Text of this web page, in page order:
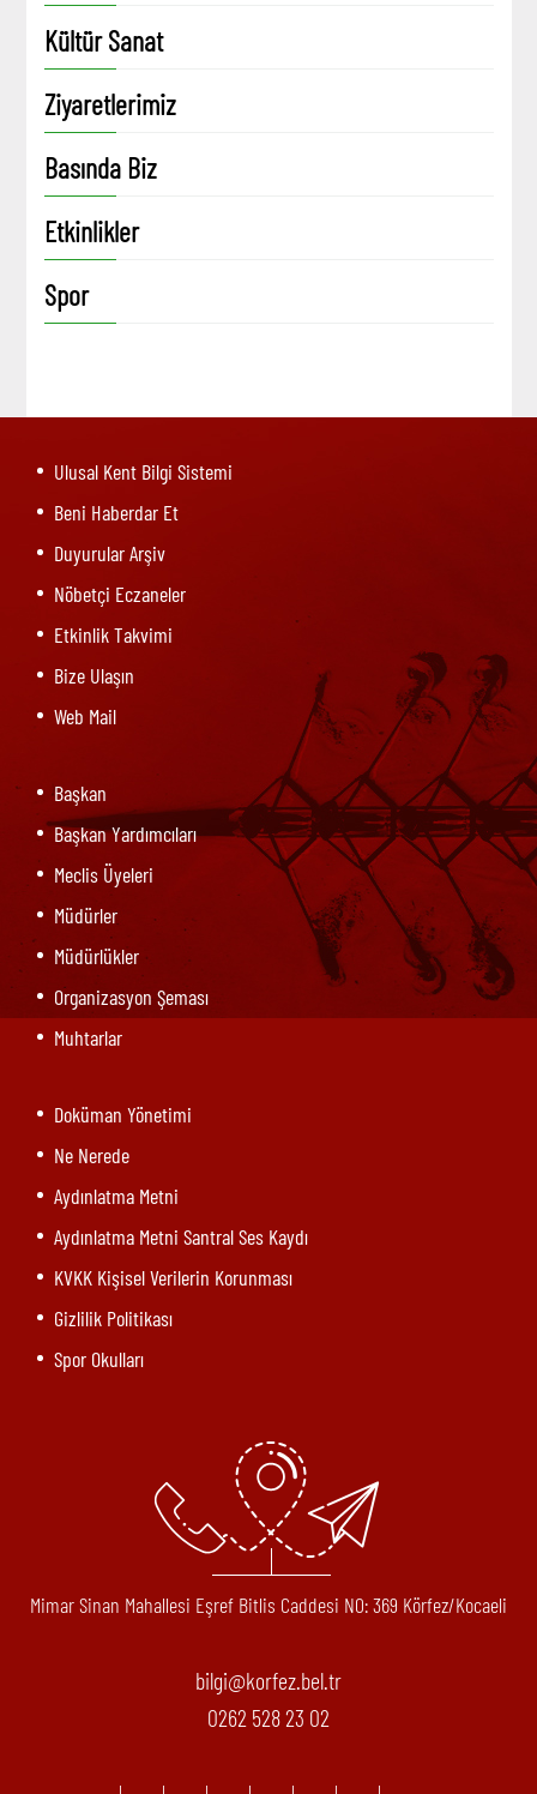
Kültür Sanat
Ziyaretlerimiz
Basında Biz
Etkinlikler
Spor
Ulusal Kent Bilgi Sistemi
Beni Haberdar Et
Duyurular Arşiv
Nöbetçi Eczaneler
Etkinlik Takvimi
Bize Ulaşın
Web Mail
Başkan
Başkan Yardımcıları
Meclis Üyeleri
Müdürler
Müdürlükler
Organizasyon Şeması
Muhtarlar
Doküman Yönetimi
Ne Nerede
Aydınlatma Metni
Aydınlatma Metni Santral Ses Kaydı
KVKK Kişisel Verilerin Korunması
Gizlilik Politikası
Spor Okulları
Mimar Sinan Mahallesi Eşref Bitlis Caddesi N0: 369 Körfez/Kocaeli
bilgi@korfez.bel.tr
0262 528 23 02